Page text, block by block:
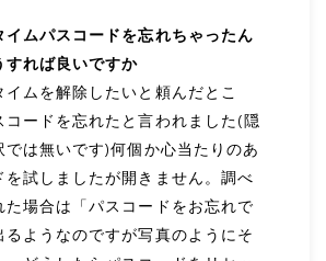
イムパスコードを忘れちゃったん
すれば良いですか
イムを解除したいと頼んだとこ
コードを忘れたと言われました(隠
では無いです)何個か心当たりのあ
を試しましたが開きません。調べ
た場合は「パスコードをお忘れで
るようなのですが写真のようにそ